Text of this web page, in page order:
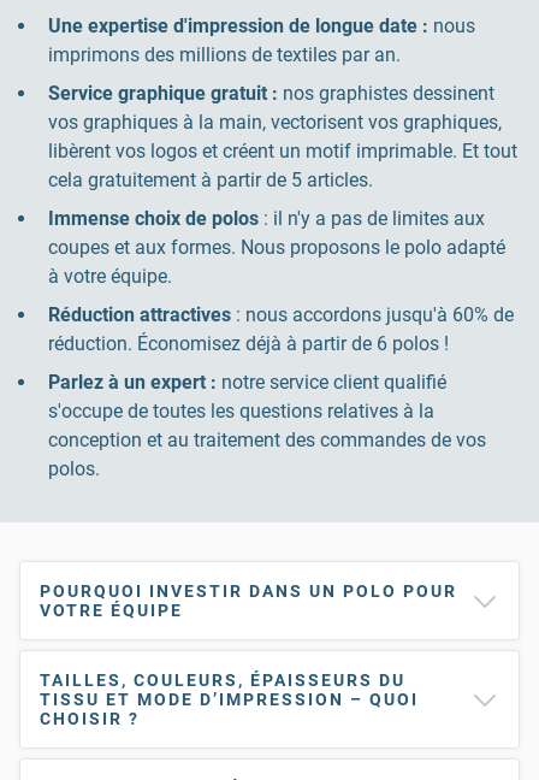
Une expertise d'impression de longue date : nous
imprimons des millions de textiles par an.
Service graphique gratuit : nos graphistes dessinent
vos graphiques à la main, vectorisent vos graphiques,
libèrent vos logos et créent un motif imprimable. Et tout
cela gratuitement à partir de 5 articles.
Immense choix de polos : il n'y a pas de limites aux
coupes et aux formes. Nous proposons le polo adapté
à votre équipe.
Réduction attractives : nous accordons jusqu'à 60% de
réduction. Économisez déjà à partir de 6 polos !
Parlez à un expert : notre service client qualifié
s'occupe de toutes les questions relatives à la
conception et au traitement des commandes de vos
polos.
POURQUOI INVESTIR DANS UN POLO POUR
VOTRE ÉQUIPE
TAILLES, COULEURS, ÉPAISSEURS DU
TISSU ET MODE D’IMPRESSION – QUOI
CHOISIR ?